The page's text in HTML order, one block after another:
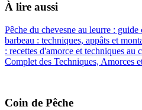
À lire aussi
Pêche du chevesne au leurre :
barbeau : techniques, appâts et
: recettes d'amorce et techniques au
Complet des Techniques, Amorces
Coin de Pêche